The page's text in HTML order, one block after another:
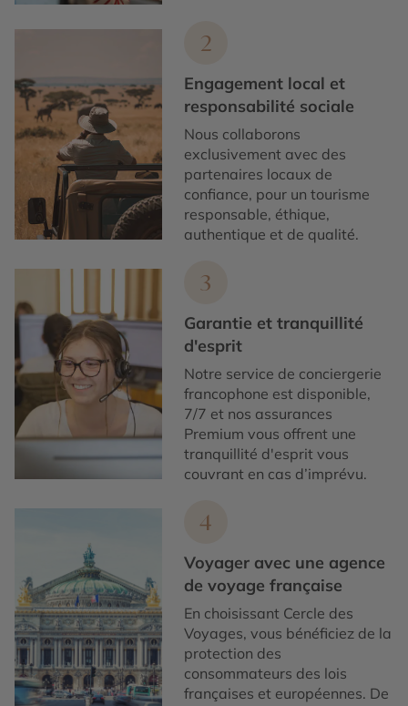
2
Engagement local et
responsabilité sociale
Nous collaborons
exclusivement avec des
partenaires locaux de
confiance, pour un tourisme
responsable, éthique,
authentique et de qualité.
3
Garantie et tranquillité
d'esprit
Notre service de conciergerie
francophone est disponible,
7/7 et nos assurances
Premium vous offrent une
tranquillité d'esprit vous
couvrant en cas d’imprévu.
4
Voyager avec une agence
de voyage française
En choisissant Cercle des
Voyages, vous bénéficiez de la
protection des
consommateurs des lois
françaises et européennes. De